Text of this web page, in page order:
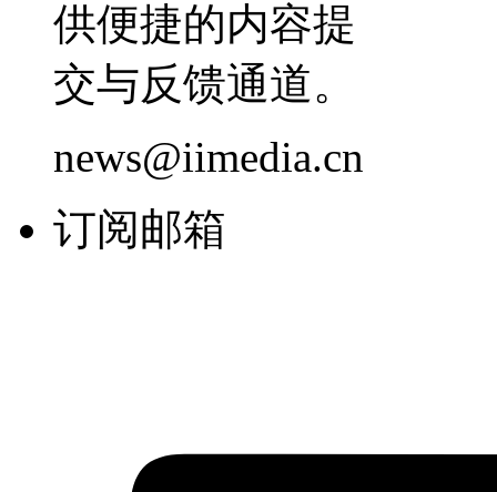
供便捷的内容提
交与反馈通道。
news@iimedia.cn
订阅邮箱